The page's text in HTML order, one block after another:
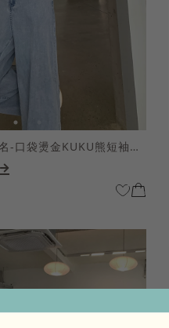
HOOLOOLOO聯名-口袋燙金KUKU熊短袖上衣